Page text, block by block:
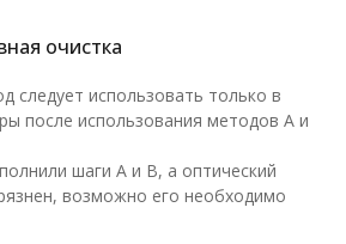
очистка
следует использовать только в
после использования методов A и
шаги A и B, а оптический
возможно его необходимо